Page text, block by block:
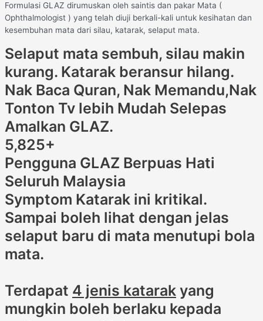
Formulasi GLAZ dirumuskan oleh saintis dan pakar Mata (
Ophthalmologist ) yang telah diuji berkali-kali untuk kesihatan dan
kesembuhan mata dari silau, katarak, selaput mata.
Selaput mata sembuh, silau makin
kurang. Katarak beransur hilang.
Nak Baca Quran, Nak Memandu,Nak
Tonton Tv lebih Mudah Selepas
Amalkan GLAZ.
5,825+
Pengguna GLAZ Berpuas Hati
Seluruh Malaysia
Symptom Katarak ini kritikal.
Sampai boleh lihat dengan jelas
selaput baru di mata menutupi bola
mata.
Terdapat 4 jenis katarak yang
mungkin boleh berlaku kepada